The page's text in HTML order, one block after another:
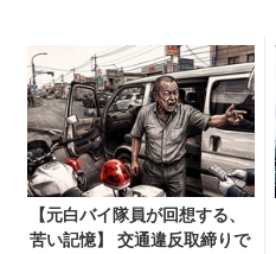
【元白バイ隊員が回想する、
苦い記憶】 交通違反取締りで